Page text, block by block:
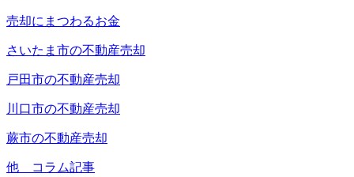
売却にまつわるお金
さいたま市の不動産売却
戸田市の不動産売却
川口市の不動産売却
蕨市の不動産売却
他 コラム記事